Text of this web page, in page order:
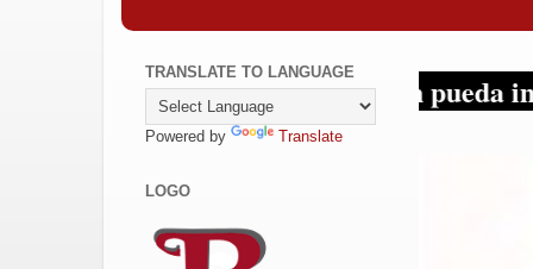
A quien pueda
TRANSLATE TO LANGUAGE
Powered by Translate
LOGO